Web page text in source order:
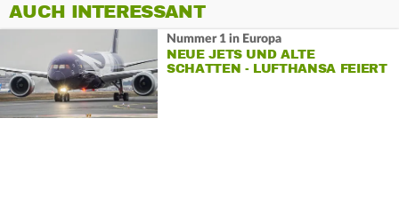
AUCH INTERESSANT
Nummer 1 in Europa
NEUE JETS UND ALTE
SCHATTEN - LUFTHANSA FEIERT